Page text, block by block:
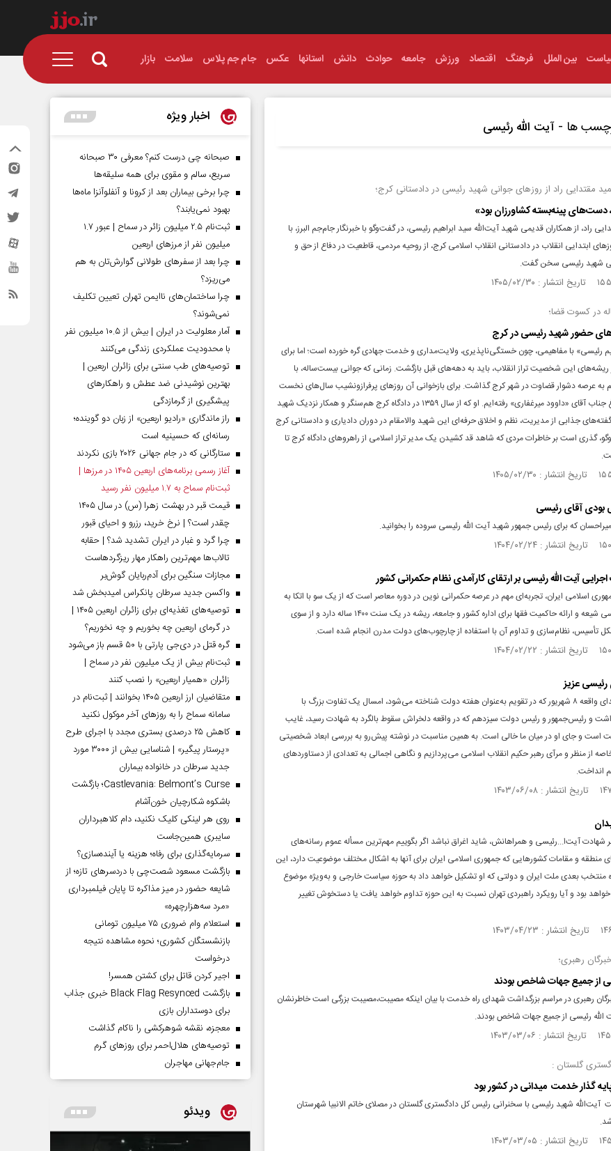
بین الملل فرهنگ اقتصاد ورزش جامعه حوادث دانش استانها عکس جام جم پلاس سلامت بازار
ها - آیت الله رئیسی
مقتدایی راد از روز‌های جوانی شهید رئیسی در دادستانی کرج؛
دست‌های پینه‌بسته کشاورزان بود»
راد، از همکاران قدیمی شهید آیت‌الله سید ابراهیم رئیسی، در گفت‌و‌گو با خبرنگار جام‌جم البرز، با
ابتدایی انقلاب در دادستانی انقلاب اسلامی کرج، از روحیه مردمی، قاطعیت در دفاع از حق و
شهید رئیسی سخن گفت.
در کسوت قضا؛
حضور شهید رئیسی در کرج
رئیسی» با مفاهیمی، چون خستگی‌ناپذیری، ولایت‌مداری و خدمت جهادی گره خورده است؛ اما برای
این شخصیت تراز انقلاب، باید به دهه‌های قبل بازگشت. زمانی که جوانی بیست‌ساله، با
به عرصه دشوار قضاوت در شهر کرج گذاشت. برای بازخوانی آن روز‌های پرفرازونشیب سال‌های نخست
انقلاب، به سراغ جناب آقای «داوود میرغفاری» رفته‌ایم. او که از سال ۱۳۵۹ در دادگاه کرج هم‌سنگر و همکار نزدیک شهید
جذابی از مدیریت، نظم و اخلاق حرفه‌ای این شهید والامقام در دوران دادیاری و دادستانی کرج
گذری است بر خاطرات مردی که شاهد قد کشیدن یک مدیر تراز اسلامی از راهرو‌های دادگاه کرج تا
بودی آقای رئیسی
که برای رئیس جمهور شهید آیت الله رئیسی سروده را بخوانید.
اجرایی آیت‌ الله رئیسی بر ارتقای کارآمدی نظام حکمرانی کشور
جمهوری اسلامی ایران، تجربه‌ای مهم در عرصه حکمرانی نوین در دوره معاصر است که از یک سو با اتکا به
نظریه فقه سیاسی شیعه و ارائه حاکمیت فقها برای اداره کشور و جامعه، ریشه در یک سنت ۱۴۰۰ ساله دارد و از سوی
تأسیس، نظام‌سازی و تداوم آن با استفاده از چارچوب‌های دولت مدرن انجام شده است.
عزیز
بزرگداشت شهدای واقعه ۸ شهریور که در تقویم به‌عنوان هفته دولت شناخته می‌شود،‌ امسال یک تفاوت بزرگ با
و رئیس‌جمهور و رئیس دولت سیزدهم که در واقعه دلخراش سقوط بالگرد به شهادت رسید، غایب
است و جای او در میان ما خالی است. به همین مناسبت در نوشته پیش‌رو به بررسی ابعاد شخصیتی
از منظر و مرآی رهبر حکیم انقلاب اسلامی می‌پردازیم و نگاهی اجمالی به تعدادی از دستاوردهای
انداخت.
شهادت آیت‌ا...رئیسی و همراهانش، شاید اغراق نباشد اگر بگوییم مهم‌ترین مسأله‌ عموم رسانه‌های
منطقه و مقامات کشورهایی که جمهوری اسلامی ایران برای آنها به اشکال مختلف موضوعیت دارد، این
منتخب بعدی ملت ایران و دولتی که او تشکیل خواهد داد به حوزه سیاست خارجی و به‌ویژه موضوع
بود و آیا رویکرد راهبردی تهران نسبت به این حوزه تداوم خواهد یافت یا دستخوش تغییر
رهبری؛
از جمیع جهات شاخص بودند
رهبری در مراسم بزرگداشت شهدای راه خدمت با بیان اینکه مصیبت،مصیبت بزرگی است خاطرنشان
الله رئیسی از جمیع جهات شاخص بودند.
گلستان :
گذار خدمت میدانی در کشور بود
آیت‌الله شهید رئیسی با سخنرانی رئیس کل دادگستری گلستان در مصلای خاتم الانبیا شهرستان
اخبار ویژه
صبحانه چی درست کنم؟ معرفی ۳۰ صبحانه
سریع، سالم و مقوی برای همه سلیقه‌ها
چرا برخی بیماران بعد از کرونا و آنفلوآنزا ماه‌ها
بهبود نمی‌یابند؟
ثبت‌نام ۲.۵ میلیون زائر در سماح | عبور ۱.۷
میلیون نفر از مرز‌های اربعین
چرا بعد از سفرهای طولانی گوارش‌تان به هم
می‌ریزد؟
چرا ساختمان‌های ناایمن تهران تعیین تکلیف
نمی‌شوند؟
آمار معلولیت در ایران | بیش از ۱۰.۵ میلیون نفر
با محدودیت عملکردی زندگی می‌کنند
توصیه‌های طب سنتی برای زائران اربعین |
بهترین نوشیدنی ضد عطش و راهکارهای
پیشگیری از گرمازدگی
راز ماندگاری «رادیو اربعین» از زبان دو گوینده؛
رسانه‌ای که حسینیه است
ستارگانی که در جام جهانی ۲۰۲۶ بازی نکردند
آغاز رسمی برنامه‌های اربعین ۱۴۰۵ در مرز‌ها |
ثبت‌نام سماح به ۱.۷ میلیون نفر رسید
قیمت قبر در بهشت زهرا (س) در سال ۱۴۰۵
چقدر است؟ | نرخ خرید، رزرو و احیای قبور
چرا گرد و غبار در ایران تشدید شد؟ | حقابه
تالاب‌ها مهم‌ترین راهکار مهار ریزگردهاست
مجازات سنگین برای آدم‌ربایان گوش‌بر
واکسن جدید سرطان پانکراس امیدبخش شد
توصیه‌های تغذیه‌ای برای زائران اربعین ۱۴۰۵ |
در گرمای اربعین چه بخوریم و چه نخوریم؟
گره قتل در دی‌جی پارتی با ۵۰ قسم باز می‌شود
ثبت‌نام بیش از یک میلیون نفر در سماح |
زائران «همیار اربعین» را نصب کنند
متقاضیان ارز اربعین ۱۴۰۵ بخوانند | ثبت‌نام در
سامانه سماح را به روز‌های آخر موکول نکنید
کاهش ۲۵ درصدی بستری مجدد با اجرای طرح
«پرستار پیگیر» | شناسایی بیش از ۳۰۰۰ مورد
جدید سرطان در خانواده بیماران
Castlevania: Belmont’s Curse؛ بازگشت
باشکوه شکارچیان خون‌آشام
روی هر لینکی کلیک نکنید، دام کلاهبرداران
سایبری همین‌جاست
سرمایه‌گذاری برای رفاه؛ هزینه یا آینده‌سازی؟
بازگشت مسعود شصت‌چی با دردسر‌های تازه؛ از
شایعه حضور در میز مذاکره تا پایان فیلمبرداری
«مرد سه‌هزارچهره»
استعلام وام ضروری ۷۵ میلیون تومانی
بازنشستگان کشوری؛ نحوه مشاهده نتیجه
درخواست
اجیر کردن قاتل برای کشتن همسر!
بازگشت Black Flag Resynced خبری جذاب
برای دوستداران بازی
معجزه، نقشه شوهرکشی را ناکام گذاشت
توصیه‌های هلال‌احمر برای روز‌های گرم
جام‌جهانی مهاجران
ویدئو